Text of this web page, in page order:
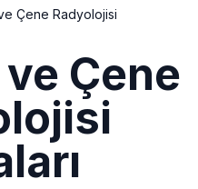
Çene Radyolojisi
Çene